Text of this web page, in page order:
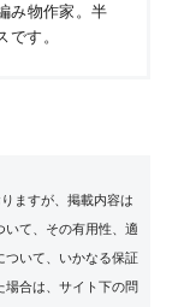
み物作家。半
す。
ますが、掲載内容は
いて、その有用性、適
ついて、いかなる保証
場合は、サイト下の問